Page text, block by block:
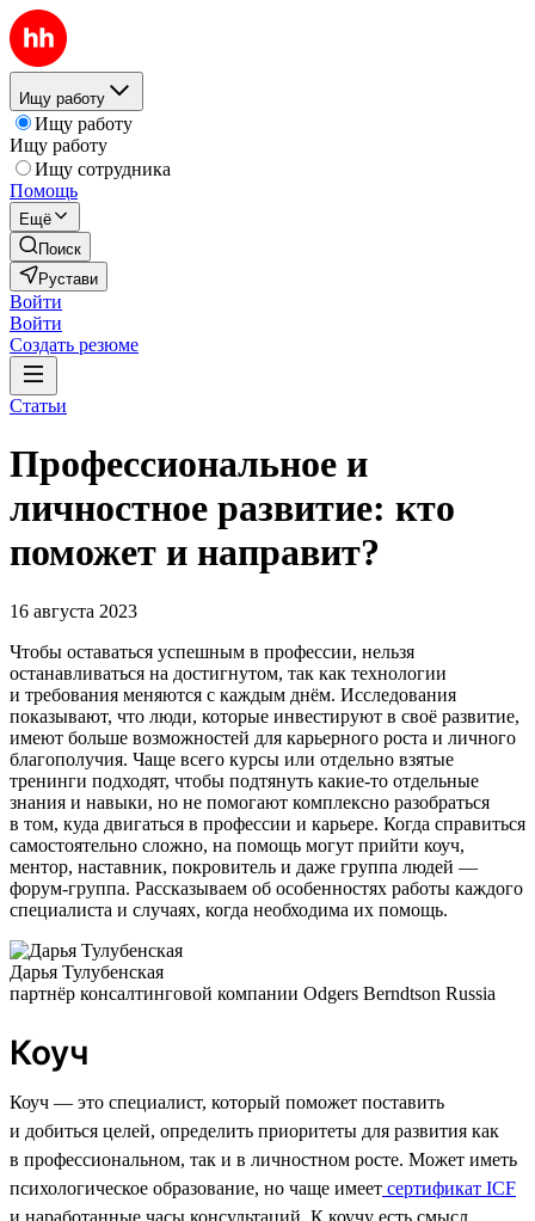
Ищу работу
Ищу работу
Ищу работу
Ищу сотрудника
Помощь
Ещё
Поиск
Рустави
Войти
Войти
Создать резюме
Статьи
Профессиональное и
личностное развитие: кто
поможет и направит?
16 августа 2023
Чтобы оставаться успешным в профессии, нельзя
останавливаться на достигнутом, так как технологии
и требования меняются с каждым днём. Исследования
показывают, что люди, которые инвестируют в своё развитие,
имеют больше возможностей для карьерного роста и личного
благополучия. Чаще всего курсы или отдельно взятые
тренинги подходят, чтобы подтянуть какие-то отдельные
знания и навыки, но не помогают комплексно разобраться
в том, куда двигаться в профессии и карьере. Когда справиться
самостоятельно сложно, на помощь могут прийти коуч,
ментор, наставник, покровитель и даже группа людей —
форум-группа. Рассказываем об особенностях работы каждого
специалиста и случаях, когда необходима их помощь.
Дарья Тулубенская
партнёр консалтинговой компании Odgers Berndtson Russia
Коуч
Коуч — это специалист, который поможет поставить
и добиться целей, определить приоритеты для развития как
в профессиональном, так и в личностном росте. Может иметь
психологическое образование, но чаще имеет сертификат ICF
и наработанные часы консультаций. К коучу есть смысл